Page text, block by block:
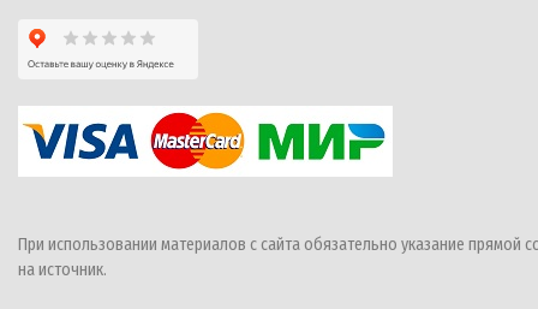
При использовании материалов с сайта обязательно указание прямой
на источник.